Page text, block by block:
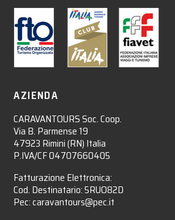
AZIENDA
CARAVANTOURS Soc. Coop.
Via B. Parmense 19
47923 Rimini (RN) Italia
P.IVA/CF 04707660405
Fatturazione Elettronica:
Cod. Destinatario: 5RUO82D
Pec: caravantours@pec.it